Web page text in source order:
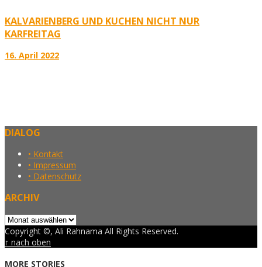
KALVARIENBERG UND KUCHEN NICHT NUR
KARFREITAG
16. April 2022
DIALOG
• Kontakt
• Impressum
• Datenschutz
ARCHIV
Archiv
Copyright ©, Ali Rahnama All Rights Reserved.
↑ nach oben
MORE STORIES